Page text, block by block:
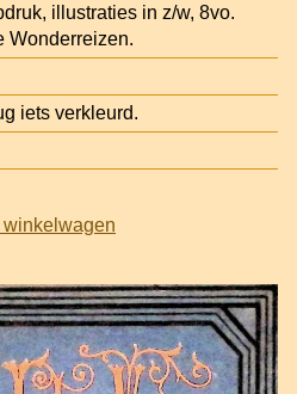
illustraties in z/w, 8vo.
Wonderreizen.
iets verkleurd.